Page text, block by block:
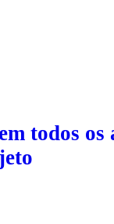
todos os